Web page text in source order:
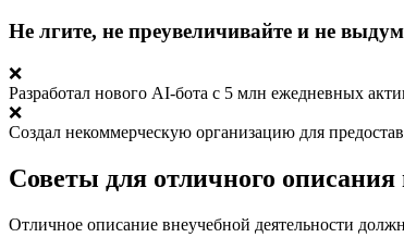
Не лгите, не преувеличивайте и не
❌
Разработал нового AI-бота с 5 млн ежедневных
❌
Создал некоммерческую организацию для
Советы для отличного описания
Отличное описание внеучебной деятельности